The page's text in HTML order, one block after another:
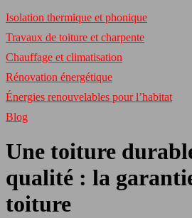
Isolation thermique et phonique
Travaux de toiture et charpente
Chauffage et climatisation
Rénovation énergétique
Énergies renouvelables pour l’habitat
Blog
Une toiture
qualité : la
toiture